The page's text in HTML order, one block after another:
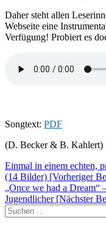
Daher steht allen
Webseite eine
Verfügung! Probiert es
Songtext: PDF
(D. Becker & B. Kahlert)
Einmal in einem echten,
(14 Bilder) [Vorheriger
„Once we had a Dream“
Jugendlicher [Nächster
Suchen
nach: